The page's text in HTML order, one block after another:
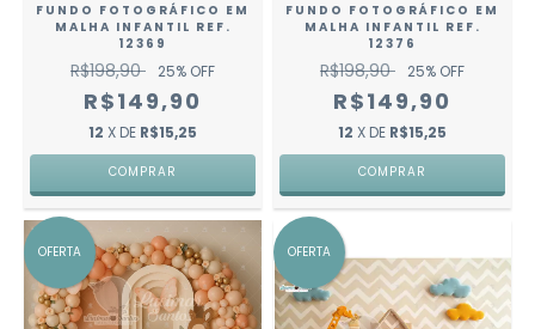
FUNDO FOTOGRÁFICO EM
MALHA INFANTIL REF.
12369
R$198,90 25% OFF
R$149,90
12 X DE R$15,25
COMPRAR
FUNDO FOTOGRÁFICO EM
MALHA INFANTIL REF.
12376
R$198,90 25% OFF
R$149,90
12 X DE R$15,25
COMPRAR
OFERTA OFERTA